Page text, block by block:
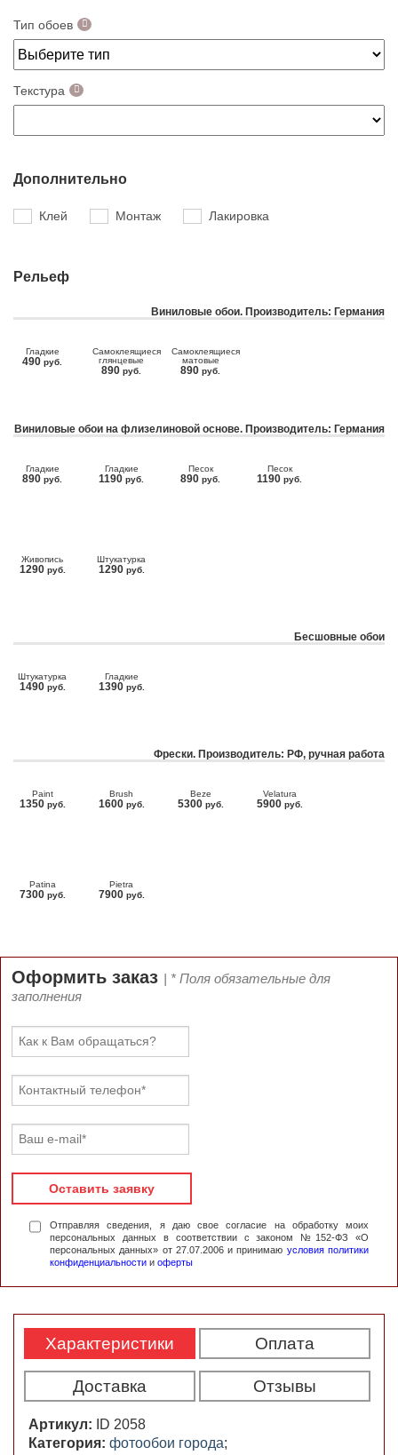
Тип обоев
Текстура
Дополнительно
Клей Монтаж Лакировка
Рельеф
Виниловые обои. Производитель: Германия
Гладкие
490 руб.
Самоклеящиеся
глянцевые
890 руб.
Самоклеящиеся
матовые
890 руб.
Виниловые обои на флизелиновой основе. Производитель: Германия
Гладкие
890 руб.
Гладкие
1190 руб.
Песок
890 руб.
Песок
1190 руб.
Живопись
1290 руб.
Штукатурка
1290 руб.
Бесшовные обои
Штукатурка
1490 руб.
Гладкие
1390 руб.
Фрески. Производитель: РФ, ручная работа
Paint
1350 руб.
Brush
1600 руб.
Beze
5300 руб.
Velatura
5900 руб.
Patina
7300 руб.
Pietra
7900 руб.
Оформить заказ | * Поля обязательные для
заполнения
Оставить заявку
Отправляя сведения, я даю свое согласие на обработку моих
персональных данных в соответствии с законом №152-ФЗ «О
персональных данных» от 27.07.2006 и принимаю условия политики
конфиденциальности и оферты
Характеристики Оплата
Доставка Отзывы
Артикул:
ID 2058
Категория: фотообои города;